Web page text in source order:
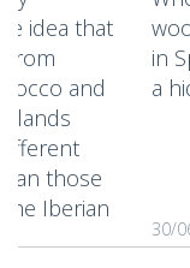
idea that
from
and
those
Iberian
in
a
30/